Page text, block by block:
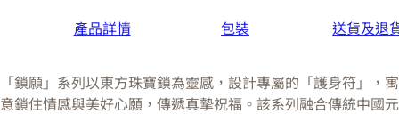
產品詳情 包裝 送貨及退
「鎖願」系列以東方珠寶鎖為靈感，設計專屬的「護身符」，寓
意鎖住情感與美好心願，傳遞真摯祝福。該系列融合傳統中國元